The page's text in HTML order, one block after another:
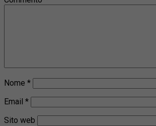
Nome *
Email *
Sito web